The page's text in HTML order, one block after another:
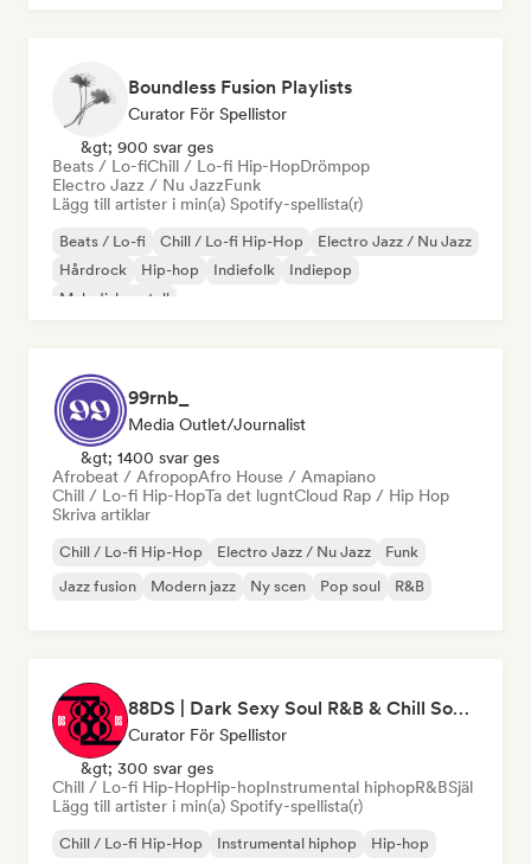
Boundless Fusion Playlists
Curator För Spellistor
&gt; 900 svar ges
Beats / Lo-fiChill / Lo-fi Hip-HopDrömpop
Electro Jazz / Nu JazzFunk
Lägg till artister i min(a) Spotify-spellista(r)
Beats / Lo-fi Chill / Lo-fi Hip-Hop
Electro Jazz / Nu Jazz
Hårdrock
Hip-hop Indiefolk
Indiepop
Melodisk metall
99rnb_
Media Outlet/Journalist
&gt; 1400 svar ges
Afrobeat / AfropopAfro House / Amapiano
Chill / Lo-fi Hip-HopTa det lugntCloud Rap / Hip Hop
Skriva artiklar
Chill / Lo-fi Hip-Hop Electro Jazz / Nu Jazz
Funk
Jazz fusion
Modern jazz Ny scen Pop soul R&B
88DS | Dark Sexy Soul R&B & Chill Soul Lo-fi Playlist | Late Night Vibes, Tantric Healing Music & Beats
Curator För Spellistor
&gt; 300 svar ges
Chill / Lo-fi Hip-HopHip-hopInstrumental hiphopR&BSjäl
Lägg till artister i min(a) Spotify-spellista(r)
Chill / Lo-fi Hip-Hop Instrumental hiphop
Hip-hop